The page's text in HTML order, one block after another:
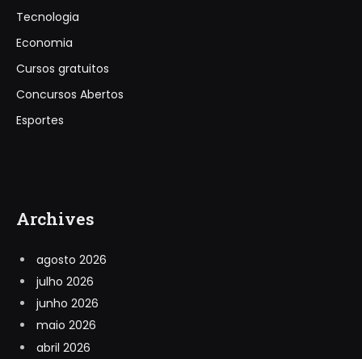
Tecnologia
Economia
Cursos gratuitos
Concursos Abertos
Esportes
Archives
agosto 2026
julho 2026
junho 2026
maio 2026
abril 2026